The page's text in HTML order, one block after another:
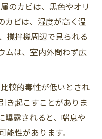
のカビは、黒色やオリ
カビは、湿度が高く温
撹拌機周辺で見られる
ムは、室内外問わず広
較的毒性が低いとされ
き起こすことがありま
曝露されると、喘息や
性があります。